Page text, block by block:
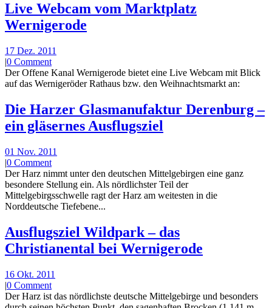
Live Webcam vom Marktplatz
Wernigerode
17 Dez. 2011
|0 Comment
Der Offene Kanal Wernigerode bietet eine Live Webcam mit Blick
auf das Wernigeröder Rathaus bzw. den Weihnachtsmarkt an:
Die Harzer Glasmanufaktur Derenburg –
ein gläsernes Ausflugsziel
01 Nov. 2011
|0 Comment
Der Harz nimmt unter den deutschen Mittelgebirgen eine ganz
besondere Stellung ein. Als nördlichster Teil der
Mittelgebirgsschwelle ragt der Harz am weitesten in die
Norddeutsche Tiefebene...
Ausflugsziel Wildpark – das
Christianental bei Wernigerode
16 Okt. 2011
|0 Comment
Der Harz ist das nördlichste deutsche Mittelgebirge und besonders